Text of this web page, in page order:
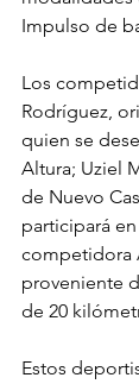
Impulso de
Los
Rodríguez,
quien se
Altura; Uziel
de Nuevo
participará
competidora
proveniente
de 20
Estos